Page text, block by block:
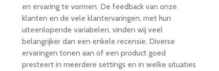
en ervaring te vormen. De feedback van onze
klanten en de vele klantervaringen, met hun
uiteenlopende variabelen, vinden wij veel
belangrijker dan een enkele recensie. Diverse
ervaringen tonen aan of een product goed
presteert in meerdere settings en in welke situaties